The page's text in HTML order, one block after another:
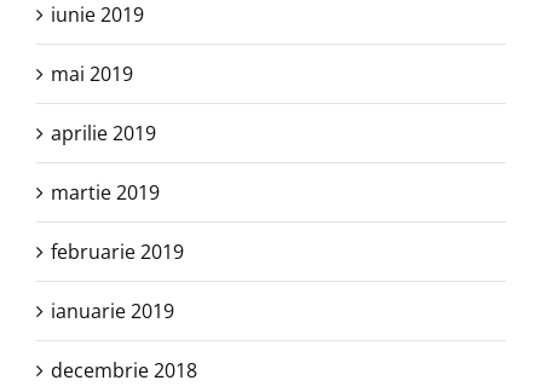
iunie 2019
mai 2019
aprilie 2019
martie 2019
februarie 2019
ianuarie 2019
decembrie 2018